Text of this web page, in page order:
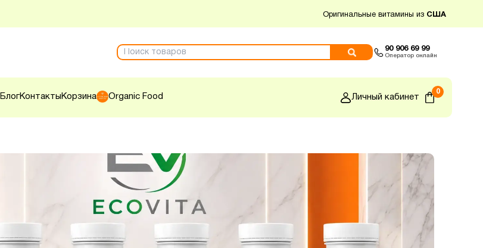
Оригинальные витамины из США
90 906 69 99
Оператор онлайн
БлогКонтакты Корзина Organic Food Личный кабинет
0